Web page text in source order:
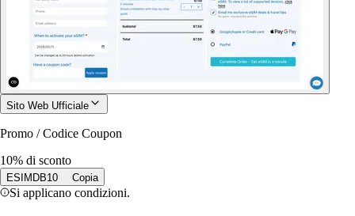
Sito Web Ufficiale
Promo / Codice Coupon
10% di sconto
ESIMDB10 Copia
Si applicano condizioni.